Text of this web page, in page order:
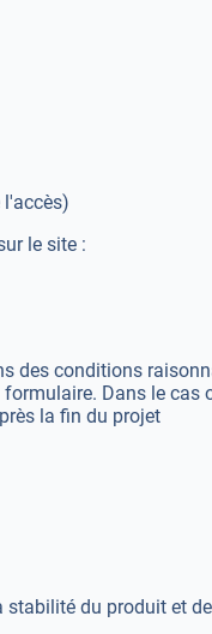
l'accès)
le site :
des conditions
Dans le cas
la fin du projet
stabilité du produit et